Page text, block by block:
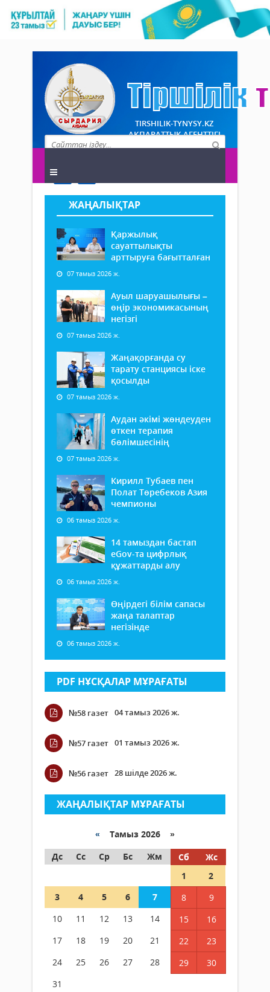
TIRSHILIK-TYNYSY.KZ
АҚПАРАТТЫҚ АГЕНТТІГІ
ЖАҢАЛЫҚТАР
Қаржылық
сауаттылықты
арттыруға бағытталған
07 тамыз 2026 ж.
Ауыл шаруашылығы –
өңір экономикасының
негізгі
07 тамыз 2026 ж.
Жаңақорғанда су
тарату станциясы іске
қосылды
07 тамыз 2026 ж.
Аудан әкімі жөндеуден
өткен терапия
бөлімшесінің
07 тамыз 2026 ж.
Кирилл Тубаев пен
Полат Төребеков Азия
чемпионы
06 тамыз 2026 ж.
14 тамыздан бастап
еGov-та цифрлық
құжаттарды алу
06 тамыз 2026 ж.
Өңірдегі білім сапасы
жаңа талаптар
негізінде
06 тамыз 2026 ж.
PDF НҰСҚАЛАР МҰРАҒАТЫ
№58 газет 04 тамыз 2026 ж.
№57 газет 01 тамыз 2026 ж.
№56 газет 28 шілде 2026 ж.
ЖАҢАЛЫҚТАР МҰРАҒАТЫ
« Тамыз 2026 »
Дс
Сс Ср Бс Жм Сб
Жс
1
2
3
4 5 6 7 8
9
10
11 12 13 14 15
16
17
18 19 20 21 22
23
24
25 26 27 28 29
30
31